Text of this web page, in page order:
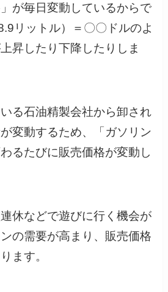
が毎日変動しているからで
リットル）＝〇〇ドルのよ
昇したり下降したりしま
る石油精製会社から卸され
変動するため、「ガソリン
るたびに販売価格が変動し
休などで遊びに行く機会が
の需要が高まり、販売価格
ます。